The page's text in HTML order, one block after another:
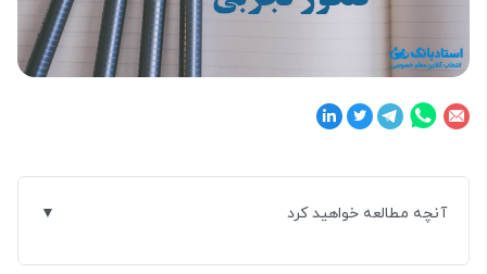
آنچه مطالعه خواهید کرد